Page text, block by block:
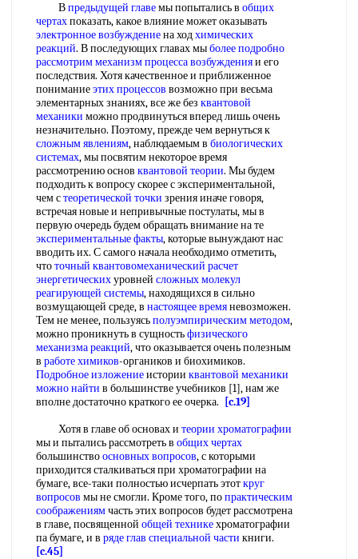
Впредыдущей главемы попытались в общих
чертахпоказать, какое влияние может оказывать
электронное возбуждениена ходхимических
реакций. В последующих главах мыболее подробно
рассмотрим механизмпроцесса возбужденияи его
последствия. Хотя качественное и приближенное
пониманиеэтих процессов возможно при весьма
элементарных знаниях, все же без квантовой
механики можно продвинуться вперед лишь очень
незначительно. Поэтому, прежде чем вернуться к
сложным явлениям, наблюдаемым в биологических
системах, мы посвятим некоторое время
рассмотрению основ квантовой теории. Мы будем
подходить к вопросу скорее с экспериментальной,
чем стеоретической точки зрения иначе говоря,
встречая новые и непривычные постулаты, мы в
первую очередь будем обращать внимание на те
экспериментальные факты, которые вынуждают нас
вводить их. С самого начала необходимо отметить,
чтоточный квантовомеханический расчет
энергетическихуровней сложных молекул
реагирующей системы, находящихся в сильно
возмущающей среде, в настоящее времяневозможен.
Тем не менее, пользуясьполуэмпирическим методом,
можно проникнуть в сущностьфизического
механизма реакций, что оказывается очень полезным
в работе химиков-органиков и биохимиков.
Подробное изложениеистории квантовой механики
можно найти в большинстве учебников [1], нам же
вполне достаточно краткого ее очерка.
[c.19]
Хотя в главе об основах и теории хроматографии
мы и пытались рассмотреть в общих чертах
большинствоосновных вопросов, с которыми
приходится сталкиваться при хроматографии на
бумаге, все-таки полностью исчерпать этоткруг
вопросов мы не смогли. Кроме того, попрактическим
соображениямчасть этих вопросов будет рассмотрена
в главе, посвященной общей техникехроматографии
па бумаге, и в ряде глав специальной части книги.
[c.45]